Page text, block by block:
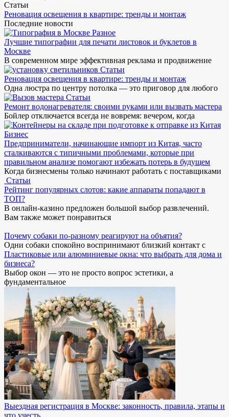
Статьи
Реновация освещения в квартире: тренды и монтаж
Последние новости
Разное
Лучшие типографии для печати листовок и буклетов в
Москве
В современном мире эффективная реклама и продвижение
Статьи
Реновация освещения в квартире: тренды и монтаж
Одна люстра по центру потолка — это приговор для любого
Статьи
Ремонт водонагревателя: своими руками или вызвать мастера
Бойлер отключается всегда не вовремя: вечером, когда
Бизнес
Предприниматели, начинающие импорт из Китая, часто
сталкиваются с типичными проблемами, которые при
правильном анализе помогают избежать потерь в будущем
Когда бизнесмены только начинают работать с поставщиками
Статьи
Рейтинг популярных слотов: какие аппараты попадают в
ТОП?
В онлайн-казино предложен большой выбор развлечений.
Вам также может понравиться
Почему собаки по-разному реагируют на объятия?
Одни собаки спокойно воспринимают близкий контакт с
Пластиковые или алюминиевые окна: что выбрать для дома и
бизнеса?
Выбор окон — это не просто вопрос эстетики, а
фундаментальное
Выездная регистрация в Москве: законность, правила, этапы и